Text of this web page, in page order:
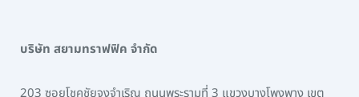
บริษัท สยามทราฟฟิค จำกัด